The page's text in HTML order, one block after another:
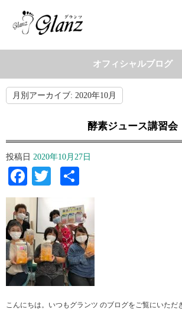
オフィシャルブログ
月別アーカイブ: 2020年10月
酵素ジュース講習会
投稿日 2020年10月27日
Facebook
Twitter
有
こんにちは。いつもグランツ のブログをご覧にいただ